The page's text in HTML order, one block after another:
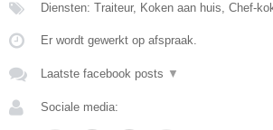
Diensten: Traiteur, Koken aan huis, Chef-
Er wordt gewerkt op afspraak.
Laatste facebook posts ▼
Sociale media: